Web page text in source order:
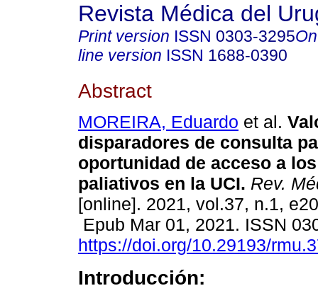
Revista Médica del
Print version ISSN 0303-3295
line version ISSN 1688-0390
Abstract
MOREIRA, Eduardo et al.
disparadores de consulta
oportunidad de acceso a
paliativos en la UCI. Rev.
[online]. 2021, vol.37, n.1,
Epub Mar 01, 2021. ISSN
https://doi.org/10.29193/
Introducción: